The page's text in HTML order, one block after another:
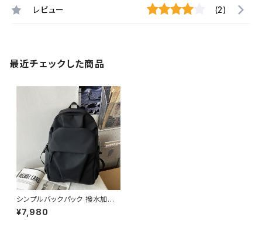
レビュー (2)
最近チェックした商品
シンプルバックパック 撥水加工
大容量 通学リュック メンズ レデ
ィース 男女兼用 A4収納 通勤
¥7,980